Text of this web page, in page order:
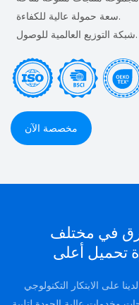
سعة حمولة عالية للكفاءة.
شبكة التوزيع العالمية للوصول.
مخصصة الآن
في مختلف
على الابتكار التكنولوجي